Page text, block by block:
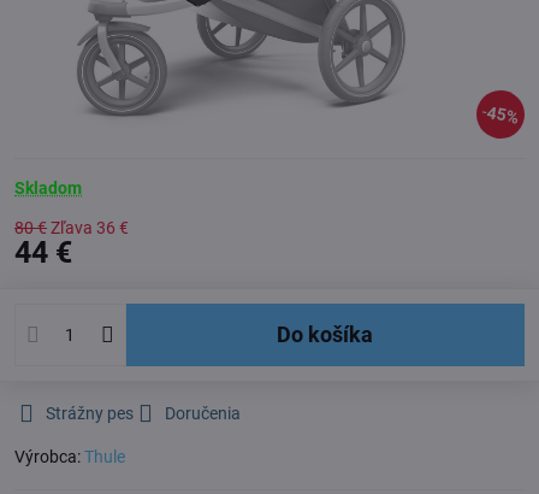
45%
Skladom
80 €Zľava 36 €
44 €
Do košíka
Strážny pes Doručenia
Výrobca:Thule